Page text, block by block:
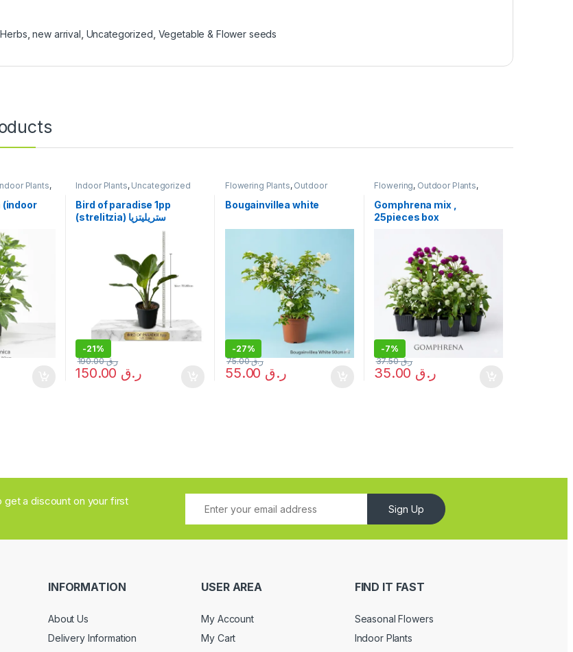
Herbs,new arrival , Uncategorized, Vegetable & Flower seeds
Plants,
(indoor
Indoor Plants, Uncategorized
Bird of paradise 1pp
(strelitzia) ستريليتزيا
-21%
ر.ق
ر.ق190.00
Flowering Plants, Outdoor
Uncategorized
Bougainvillea white
-27%
ر.ق
ر.ق75.00
Flowering, Outdoor Plants,
Seasonal Flowers
Uncategorized
Gomphrena mix ,
25pieces box
-7%
ر.ق
ر.ق37.50
get a discount on your first
Sign Up
INFORMATION
About Us
Delivery Information
USER AREA
My Account
My Cart
FIND IT FAST
Seasonal Flowers
Indoor Plants